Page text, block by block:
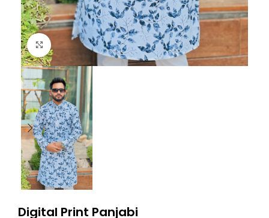
Click to enlarge
Digital Print Panjabi